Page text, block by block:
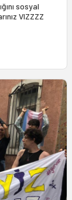
sosyal
VIZZZZ